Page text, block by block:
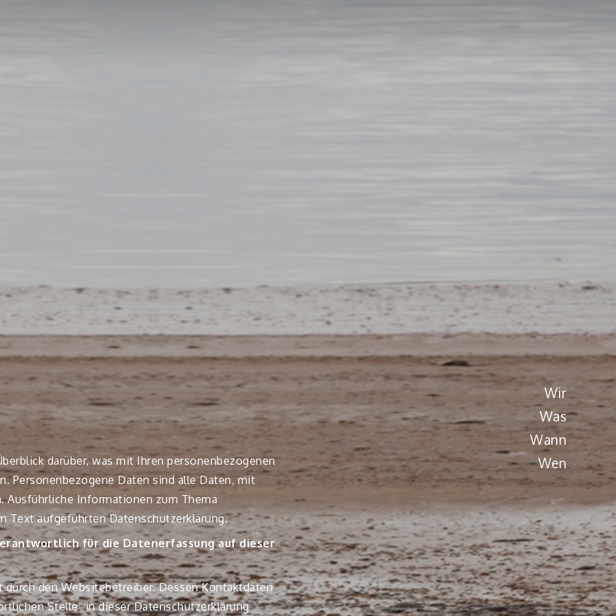
darüber, was mit Ihren personenbezogenen
Personenbezogene Daten sind alle Daten, mit
Informationen zum Thema
Text aufgeführten Datenschutzerklärung.
für die Datenerfassung auf dieser
den Websitebetreiber. Dessen Kontaktdaten
Stelle“ in dieser Datenschutzerklärung
Wir
Was
Wann
Wen